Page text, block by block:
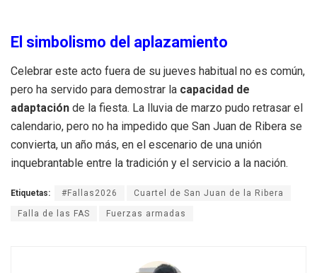
El simbolismo del aplazamiento
Celebrar este acto fuera de su jueves habitual no es común,
pero ha servido para demostrar la capacidad de
adaptación de la fiesta. La lluvia de marzo pudo retrasar el
calendario, pero no ha impedido que San Juan de Ribera se
convierta, un año más, en el escenario de una unión
inquebrantable entre la tradición y el servicio a la nación.
Etiquetas: #Fallas2026 Cuartel de San Juan de la Ribera
Falla de las FAS Fuerzas armadas